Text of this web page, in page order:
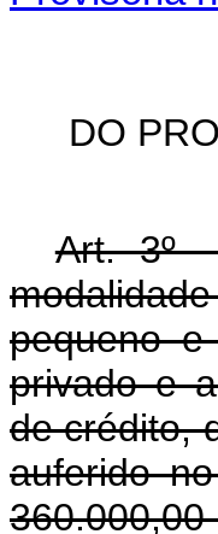
DO
Art. 3º
pequeno
privado e
de crédito,
auferido